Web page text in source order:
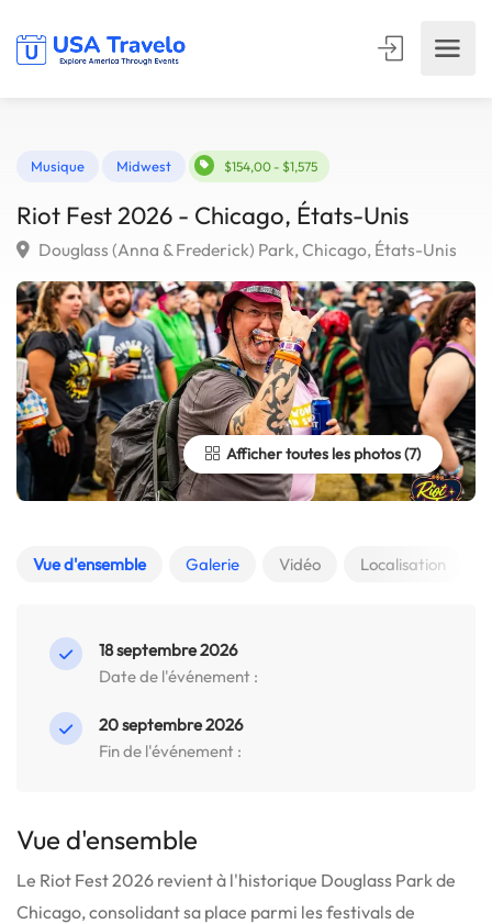
Musique $154,00 - $1,575
Riot Fest 2026 - Chicago, États-Unis
Afficher toutes les photos
Vue d'ensemble Galerie Vidéo Localisation
18 septembre 2026
Date de l'événement :
20 septembre 2026
Fin de l'événement :
Vue d'ensemble
Le Riot Fest 2026 revient à l'historique Douglass Park de
Chicago, consolidant sa place parmi les festivals de